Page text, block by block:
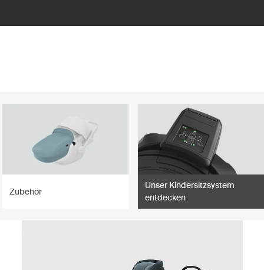
Zubehör
Unser Kindersitzsystem
entdecken